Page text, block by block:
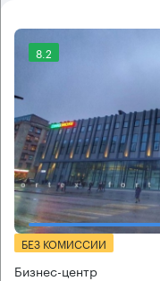
8.2
БЕЗ КОМИССИИ
Бизнес-центр